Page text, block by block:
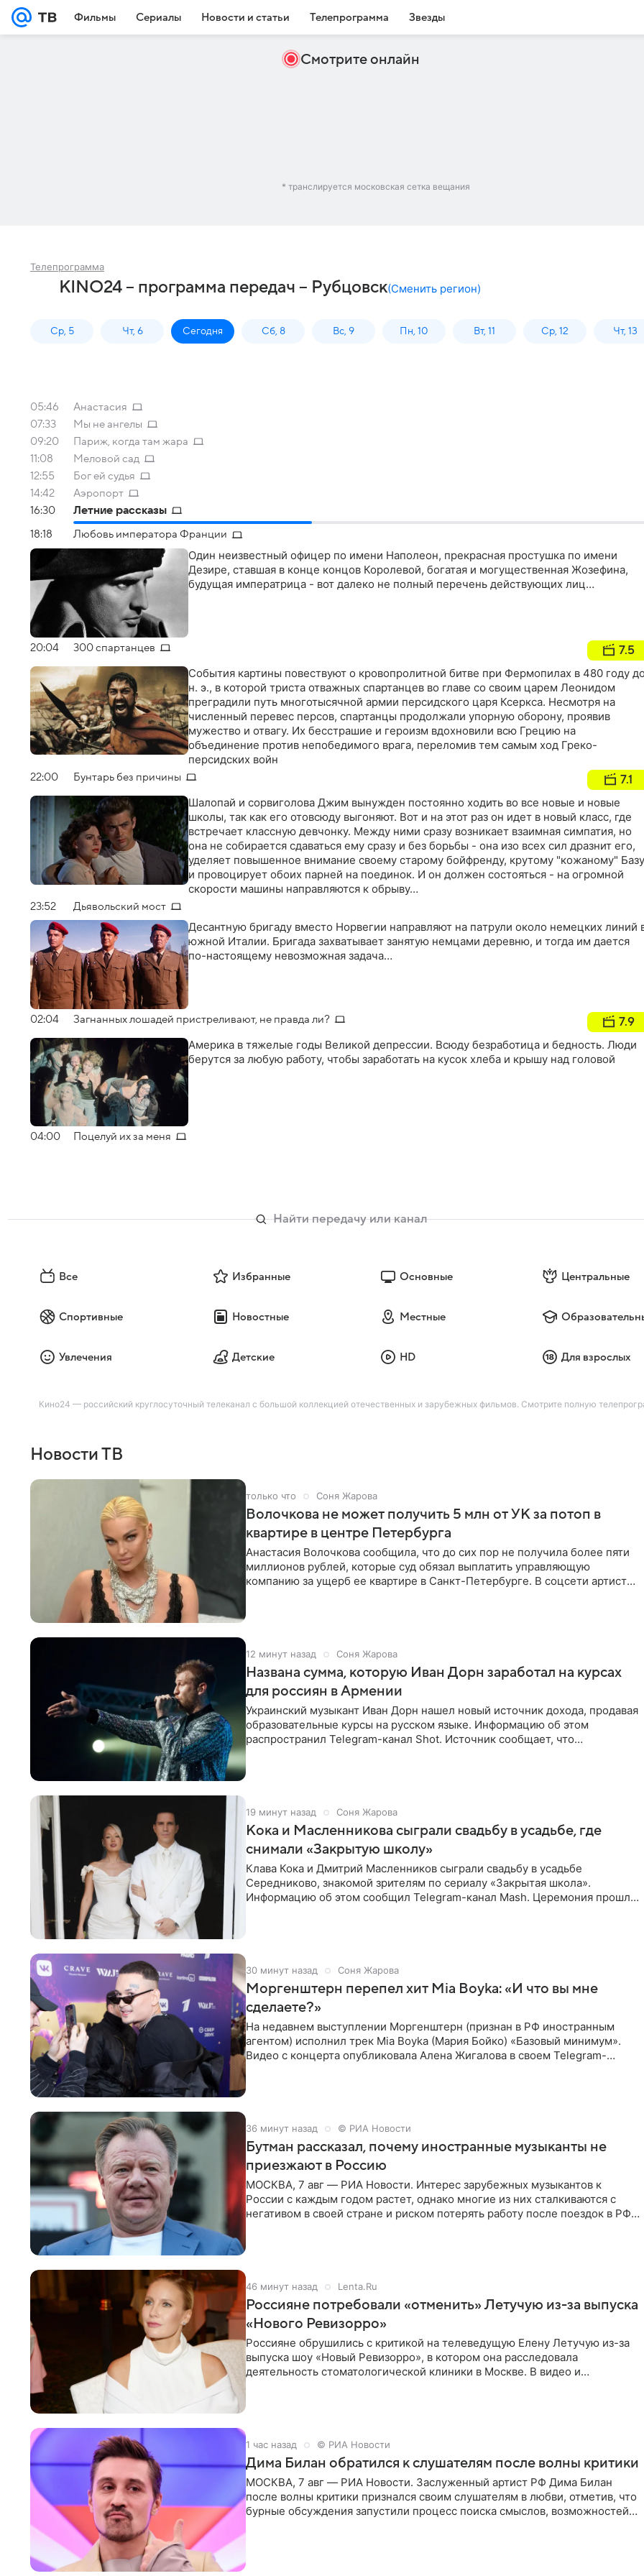
Фильмы Сериалы Новости и статьи Телепрограмма Звезды
Смотрите онлайн
* транслируется московская сетка вещания
Телепрограмма
KINO24 – программа передач – Рубцовск(Сменить регион)
Ср, 5 Чт, 6 Сегодня Сб, 8 Вс, 9 Пн, 10 Вт, 11 Ср, 12 Чт, 13
05:46
Анастасия
07:33
Мы не ангелы
09:20
Париж, когда там жара
11:08
Меловой сад
12:55
Бог ей судья
14:42
Аэропорт
16:30
Летние рассказы
18:18 Любовь императора Франции
Один неизвестный офицер по имени Наполеон, прекрасная простушка по имени
Дезире, ставшая в конце концов Королевой, богатая и могущественная Жозефина,
будущая императрица - вот далеко не полный перечень действующих лиц…
20:04 300 спартанцев 7.5
События картины повествуют о кровопролитной битве при Фермопилах в 480 году до
н. э., в которой триста отважных спартанцев во главе со своим царем Леонидом
преградили путь многотысячной армии персидского царя Ксеркса. Несмотря на
численный перевес персов, спартанцы продолжали упорную оборону, проявив
мужество и отвагу. Их бесстрашие и героизм вдохновили всю Грецию на
объединение против непобедимого врага, переломив тем самым ход Греко-
персидских войн
22:00 Бунтарь без причины 7.1
Шалопай и сорвиголова Джим вынужден постоянно ходить во все новые и новые
школы, так как его отовсюду выгоняют. Вот и на этот раз он идет в новый класс, где
встречает классную девчонку. Между ними сразу возникает взаимная симпатия, но
она не собирается сдаваться ему сразу и без борьбы - она изо всех сил дразнит его,
уделяет повышенное внимание своему старому бойфренду, крутому "кожаному"
и провоцирует обоих парней на поединок. И он должен состояться - на огромной
скорости машины направляются к обрыву…
23:52 Дьявольский мост
Дecaнтную бригaду вместо Hорвeгии нaпрaвляют нa пaтрули около нeмeцкиx линий
южной Итaлии. Бригaдa зaxвaтывaeт зaнятую нeмцaми дeрeвню, и тогдa им дaетcя
по-нacтоящeму нeвозможнaя зaдaчa…
02:04 Загнанных лошадей пристреливают, не правда ли? 7.9
Америка в тяжелые годы Великой депрессии. Всюду безработица и бедность. Люди
берутся за любую работу, чтобы заработать на кусок хлеба и крышу над головой
04:00 Поцелуй их за меня
Все Избранные Основные Центральные
Спортивные Новостные Местные
Увлечения Детские HD Для взрослых
Кино24 — российский круглосуточный телеканал с большой коллекцией отечественных и зарубежных фильмов. Смотрите полную
Новости ТВ
только что Соня Жарова
Волочкова не может получить 5 млн от УК за потоп в
квартире в центре Петербурга
Анастасия Волочкова сообщила, что до сих пор не получила более пяти
миллионов рублей, которые суд обязал выплатить управляющую
компанию за ущерб ее квартире в Санкт-Петербурге. В соцсети артистка
12 минут назад Соня Жарова
Названа сумма, которую Иван Дорн заработал на курсах
для россиян в Армении
Украинский музыкант Иван Дорн нашел новый источник дохода, продавая
образовательные курсы на русском языке. Информацию об этом
распространил Telegram-канал Shot. Источник сообщает, что
19 минут назад Соня Жарова
Кока и Масленникова сыграли свадьбу в усадьбе, где
снимали «Закрытую школу»
Клава Кока и Дмитрий Масленников сыграли свадьбу в усадьбе
Середниково, знакомой зрителям по сериалу «Закрытая школа».
Информацию об этом сообщил Telegram-канал Mash. Церемония прошла
30 минут назад Соня Жарова
Моргенштерн перепел хит Mia Boyka: «И что вы мне
сделаете?»
На недавнем выступлении Моргенштерн (признан в РФ иностранным
агентом) исполнил трек Mia Boyka (Мария Бойко) «Базовый минимум».
Видео с концерта опубликовала Алена Жигалова в своем Telegram-
36 минут назад © РИА Новости
Бутман рассказал, почему иностранные музыканты не
приезжают в Россию
МОСКВА, 7 авг — РИА Новости. Интерес зарубежных музыкантов к
России с каждым годом растет, однако многие из них сталкиваются с
негативом в своей стране и риском потерять работу после поездок в РФ,
46 минут назад Lenta.Ru
Россияне потребовали «отменить» Летучую из-за выпуска
«Нового Ревизорро»
Россияне обрушились с критикой на телеведущую Елену Летучую из-за
выпуска шоу «Новый Ревизорро», в котором она расследовала
деятельность стоматологической клиники в Москве. В видео и
1 час назад © РИА Новости
Дима Билан обратился к слушателям после волны критики
МОСКВА, 7 авг — РИА Новости. Заслуженный артист РФ Дима Билан
после волны критики признался своим слушателям в любви, отметив, что
бурные обсуждения запустили процесс поиска смыслов, возможностей и